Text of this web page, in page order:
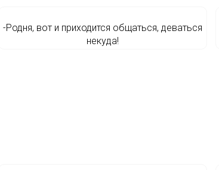
-Родня, вот и приходится общаться, деваться
некуда!